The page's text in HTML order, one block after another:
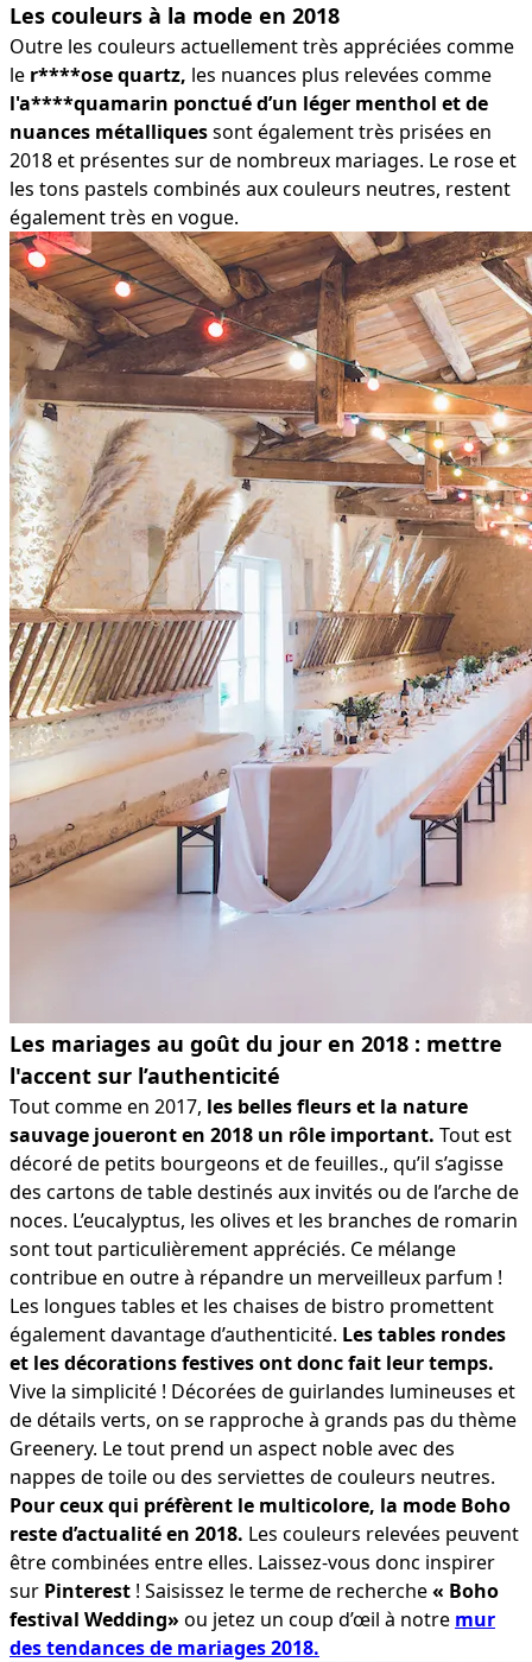
Les couleurs à la mode en 2018
Outre les couleurs actuellement très appréciées comme
le r****ose quartz, les nuances plus relevées comme
l'a****quamarin ponctué d’un léger menthol et de
nuances métalliquessont également très prisées en
2018 et présentes sur de nombreux mariages. Le rose et
les tons pastels combinés aux couleurs neutres, restent
également très en vogue.
Les mariages au goût du jour en 2018 : mettre
l'accent sur l’authenticité
Tout comme en 2017, les belles fleurs et la nature
sauvage joueront en 2018 un rôle important. Tout est
décoré de petits bourgeons et de feuilles., qu’il s’agisse
des cartons de table destinés aux invités ou de l’arche de
noces. L’eucalyptus, les olives et les branches de romarin
sont tout particulièrement appréciés. Ce mélange
contribue en outre à répandre un merveilleux parfum !
Les longues tables et les chaises de bistro promettent
également davantage d’authenticité. Les tables rondes
et les décorations festives ont donc fait leur temps.
Vive la simplicité ! Décorées de guirlandes lumineuses et
de détails verts, on se rapproche à grands pas du thème
Greenery. Le tout prend un aspect noble avec des
nappes de toile ou des serviettes de couleurs neutres.
Pour ceux qui préfèrent le multicolore, la mode Boho
reste d’actualité en 2018. Les couleurs relevées peuvent
être combinées entre elles. Laissez-vous donc inspirer
sur Pinterest ! Saisissez le terme de recherche« Boho
festival Wedding»ou jetez un coup d’œil à notre mur
des tendances de mariages 2018.